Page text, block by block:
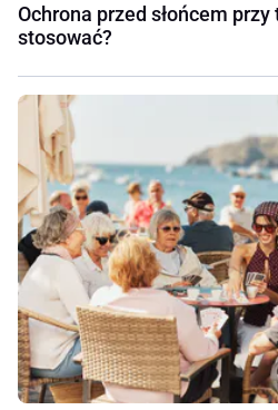
Ochrona przed słońcem
stosować?